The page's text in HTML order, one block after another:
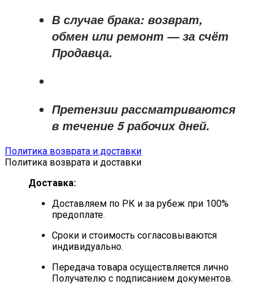
В случае брака: возврат,
обмен или ремонт —за счёт
Продавца.
Претензии рассматриваются
в течение 5 рабочих дней.
Политика возврата и доставки
Политика возврата и доставки
Доставка:
Доставляем по РК и за рубеж при 100%
предоплате.
Сроки и стоимость согласовываются
индивидуально.
Передача товара осуществляется лично
Получателю с подписанием документов.